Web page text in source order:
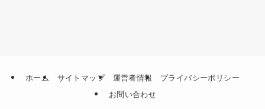
ホーム サイトマップ 運営者情報
プライバシーポリシー
お問い合わせ